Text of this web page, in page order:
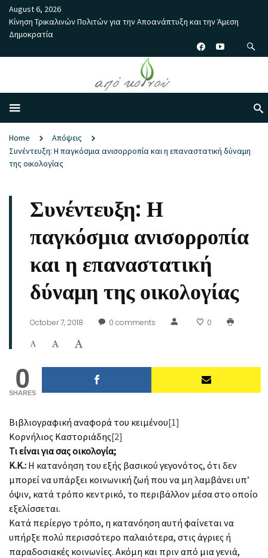
August 6, 2026
Κίνηση Τρικαλινών Πολιτών για την Αποανάπτυξη και την Άμεση
Δημοκρατία
Home
Απόψεις
Συνέντευξη: Η παγκόσμια ανισορροπία και η επαναστατική δύναμη
της οικολογίας
Συνέντευξη: Η
παγκόσμια ανισορροπία
και η επαναστατική
δύναμη της οικολογίας
October 7, 2018 0 comments 0
0
SHARES
Βιβλιογραφική αναφορά του κειμένου[1]
Κορνήλιος Καστοριάδης[2]
Τι είναι για σας οικολογία;
Κ.Κ.: Η κατανόηση του εξής βασικού γεγονότος, ότι δεν
μπορεί να υπάρξει κοινωνική ζωή που να μη λαμβάνει υπ’
όψιν, κατά τρόπο κεντρικό, το περιβάλλον μέσα στο οποίο
εξελίσσεται.
Κατά περίεργο τρόπο, η κατανόηση αυτή φαίνεται να
υπήρξε πολύ περισσότερο παλαιότερα, στις άγριες ή
παραδοσιακές κοινωνίες. Ακόμη και πριν από μια γενιά,